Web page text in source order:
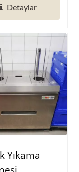
Detaylar
Yıkama